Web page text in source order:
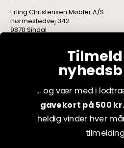
Erling Christensen Møbler A/S
Hørmestedvej 342
9870 Sindal
... og vær med i
gavekort på 500 kr.
heldig vinder hver